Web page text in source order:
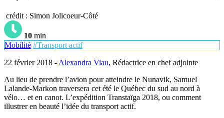
crédit : Simon Jolicoeur-Côté
10 min
Mobilité #Transport actif
22 février 2018 - Alexandra Viau, Rédactrice en chef adjointe
Au lieu de prendre l’avion pour atteindre le Nunavik, Samuel
Lalande-Markon traversera cet été le Québec du sud au nord à
vélo… et en canot. L’expédition Transtaïga 2018, ou comment
illustrer en beauté l’idée du transport actif.